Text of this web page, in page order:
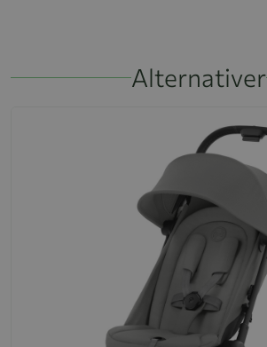
Alternativer